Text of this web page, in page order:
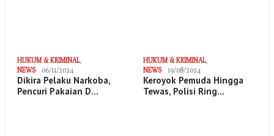
HUKUM & KRIMINAL
NEWS
06/11/2024
Dikira Pelaku Narkoba,
Pencuri Pakaian D…
HUKUM & KRIMINAL
NEWS
19/08/2024
Keroyok Pemuda Hingga
Tewas, Polisi Ring…